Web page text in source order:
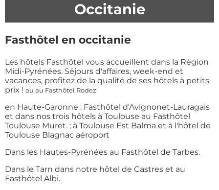
Occitanie
Fasthôtel en occitanie
Les hôtels Fasthôtel vous accueillent dans la Région
Midi-Pyrénées. Séjours d'affaires, week-end et
vacances, profitez de la qualité de ses hôtels à petits
prix ! au au Fasthôtel Rodez
en Haute-Garonne : Fasthôtel d'Avignonet-Lauragais
et dans nos trois hôtels à Toulouse au Fasthôtel
Toulouse Muret. ; à Toulouse Est Balma et à l'hôtel de
Toulouse Blagnac aéroport
Dans les Hautes-Pyrénées au Fasthôtel de Tarbes.
Dans le Tarn dans notre hôtel de Castres et au
Fasthôtel Albi.